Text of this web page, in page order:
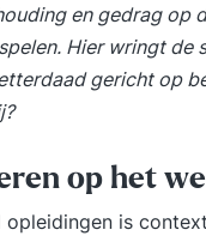
en gedrag op
Hier wringt de
gericht op
op het
is